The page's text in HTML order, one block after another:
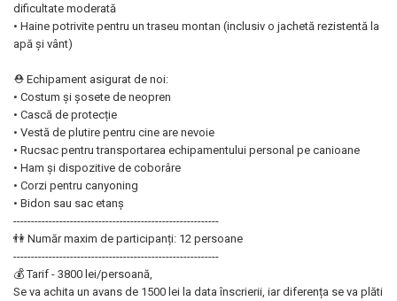
dificultate moderată
• Haine potrivite pentru un traseu montan (inclusiv o jachetă rezistentă la
apă și vânt)
⛑ Echipament asigurat de noi:
• Costum și șosete de neopren
• Cască de protecție
• Vestă de plutire pentru cine are nevoie
• Rucsac pentru transportarea echipamentului personal pe canioane
• Ham și dispozitive de coborâre
• Corzi pentru canyoning
• Bidon sau sac etanș
----------------------------------------------------------
👫 Număr maxim de participanți: 12 persoane
----------------------------------------------------------
💰 Tarif - 3800 lei/persoană,
Se va achita un avans de 1500 lei la data înscrierii, iar diferența se va plăti